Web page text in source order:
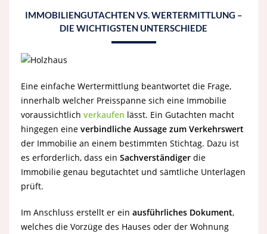
IMMOBILIENGUTACHTEN VS. WERTERMITTLUNG –
DIE WICHTIGSTEN UNTERSCHIEDE
Eine einfache Wertermittlung beantwortet die Frage,
innerhalb welcher Preisspanne sich eine Immobilie
voraussichtlich verkaufen lässt. Ein Gutachten macht
hingegen eine verbindliche Aussage zum Verkehrswert
der Immobilie an einem bestimmten Stichtag. Dazu ist
es erforderlich, dass ein Sachverständiger die
Immobilie genau begutachtet und sämtliche Unterlagen
prüft.
Im Anschluss erstellt er ein ausführliches Dokument,
welches die Vorzüge des Hauses oder der Wohnung